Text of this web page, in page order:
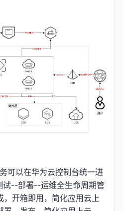
可以在华为云控制台统一进
--部署--运维全生命周期管
，开箱即用，简化应用云上